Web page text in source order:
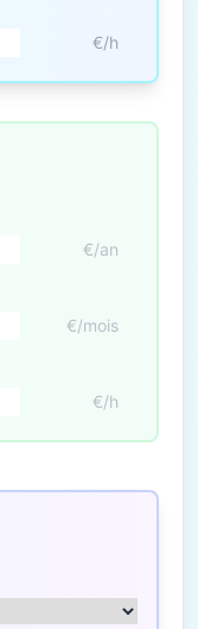
€/h
€/an
€/mois
€/h